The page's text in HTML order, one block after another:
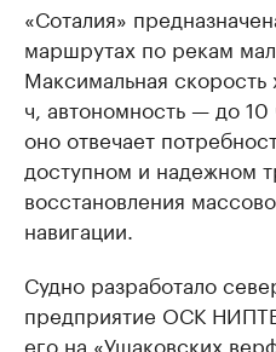
«Соталия»
маршрутах по рекам
Максимальная
ч, автономность — до
оно отвечает
доступном и надежном
восстановления
навигации.
Судно разработало
предприятие ОСК
его на «Ушаковских